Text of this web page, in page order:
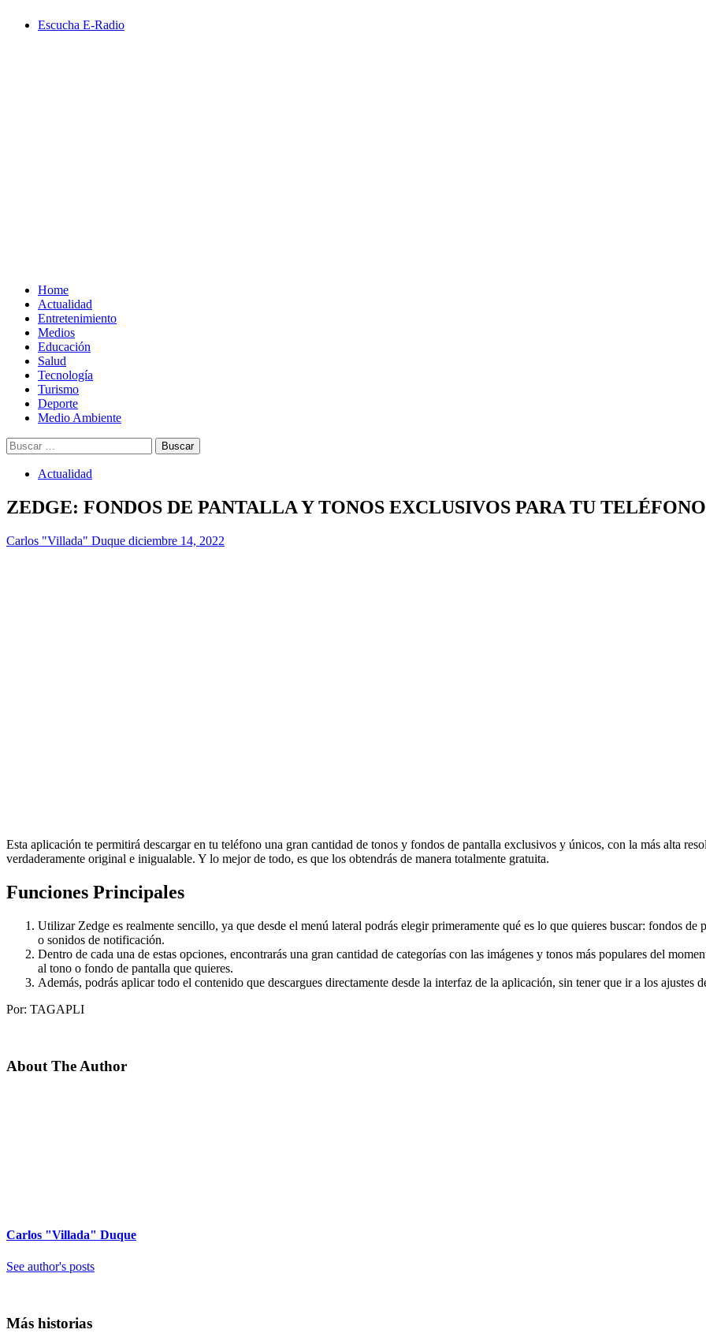
Escucha E-Radio
Home
Actualidad
Entretenimiento
Medios
Educación
Salud
Tecnología
Turismo
Deporte
Medio Ambiente
Buscar:
Actualidad
ZEDGE: FONDOS DE PANTALLA Y TONOS EXCLUSIVOS PARA TU
Carlos "Villada" Duque diciembre 14, 2022
Esta aplicación te permitirá descargar en tu teléfono una gran cantidad de tonos y fondos de pantalla exclusivos y únicos, con la más alta
verdaderamente original e inigualable. Y lo mejor de todo, es que los obtendrás de manera totalmente gratuita.
Funciones Principales
Utilizar Zedge es realmente sencillo, ya que desde el menú lateral podrás elegir primeramente qué es lo que quieres buscar: fondos
o sonidos de notificación.
Dentro de cada una de estas opciones, encontrarás una gran cantidad de categorías con las imágenes y tonos más populares del
al tono o fondo de pantalla que quieres.
Además, podrás aplicar todo el contenido que descargues directamente desde la interfaz de la aplicación, sin tener que ir a los ajustes
Por: TAGAPLI
About The Author
Carlos "Villada" Duque
See author's posts
Más historias